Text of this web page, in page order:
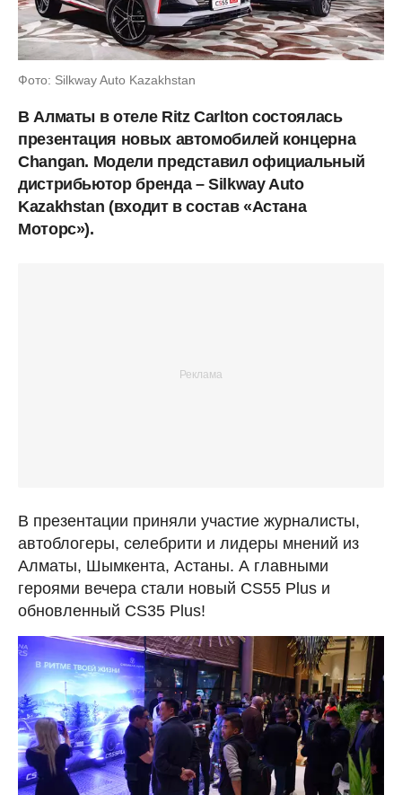
Фото: Silkway Auto Kazakhstan
В Алматы в отеле Ritz Carlton состоялась
презентация новых автомобилей концерна
Changan. Модели представил официальный
дистрибьютор бренда – Silkway Auto
Kazakhstan (входит в состав «Астана
Моторс»).
В презентации приняли участие журналисты,
автоблогеры, селебрити и лидеры мнений из
Алматы, Шымкента, Астаны. А главными
героями вечера стали новый CS55 Plus и
обновленный CS35 Plus!